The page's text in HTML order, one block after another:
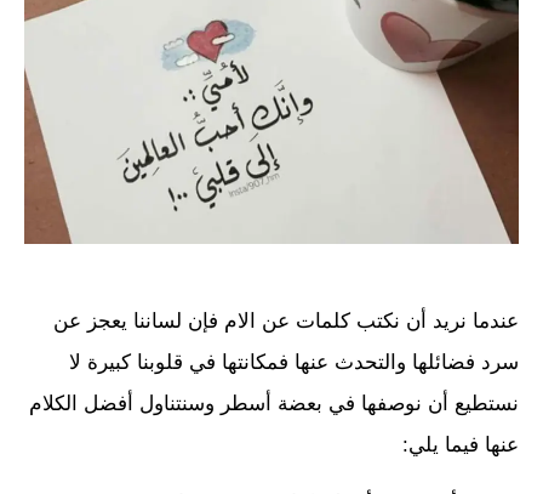
عندما نريد أن نكتب كلمات عن الام فإن لساننا يعجز عن
سرد فضائلها والتحدث عنها فمكانتها في قلوبنا كبيرة لا
نستطيع أن نوصفها في بعضة أسطر وسنتناول أفضل الكلام
عنها فيما يلي: